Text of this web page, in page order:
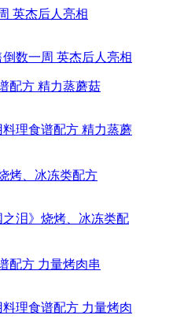
英杰后人亮相
配方 精力蒸蘑菇
烤、冰冻类配方
配方 力量烤肉串